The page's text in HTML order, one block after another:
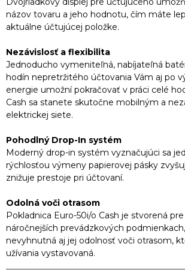
názov tovaru a jeho hodnotu, čím máte
aktuálne účtujúcej položke.
Nezávislosť a flexibilita
Jednoducho vymeniteľná, nabíjateľná
hodín nepretržitého účtovania Vám aj po
energie umožní pokračovať v práci celé
Cash sa stanete skutočne mobilným a
elektrickej siete.
Pohodlný Drop-In systém
Moderný drop-in systém vyznačujúci sa
rýchlosťou výmeny papierovej pásky
znižuje prestoje pri účtovaní.
Odolná voči otrasom
Pokladnica Euro-50i/o Cash je stvorená
náročnejších prevádzkových
nevyhnutná aj jej odolnosť voči otrasom,
užívania vystavovaná.